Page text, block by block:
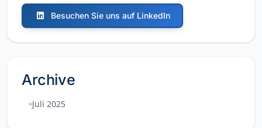
Besuchen Sie uns auf LinkedIn
Archive
Juli 2025